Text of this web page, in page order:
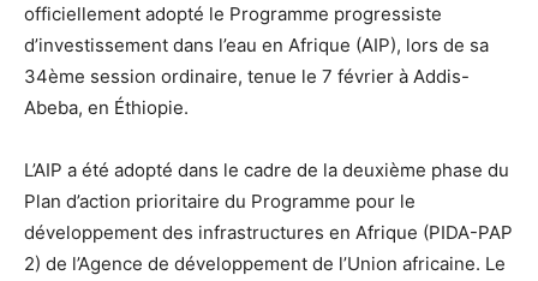
officiellement adopté le Programme progressiste
d’investissement dans l’eau en Afrique (AIP), lors de sa
34ème session ordinaire, tenue le 7 février à Addis-
Abeba, en Éthiopie.
L’AIP a été adopté dans le cadre de la deuxième phase du
Plan d’action prioritaire du Programme pour le
développement des infrastructures en Afrique (PIDA-PAP
2) de l’Agence de développement de l’Union africaine. Le